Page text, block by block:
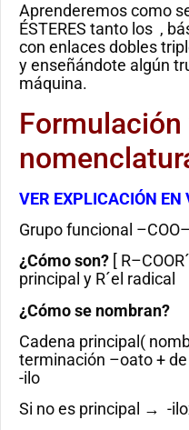
Aprenderemos como
ÉSTERES tanto los ,
con enlaces dobles
y enseñándote algún
máquina.
Formulación
VER EXPLICACIÓN EN
Grupo funcional –COO–
¿Cómo son? [
principal y R´el radical
¿Cómo se nombran?
Cadena principal(
terminación –oato +
-ilo
Si no es principal → -